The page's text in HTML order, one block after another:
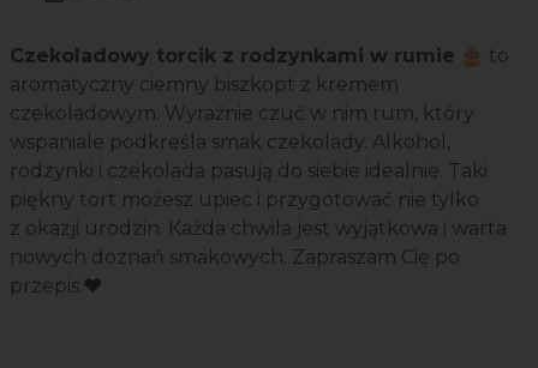
Czekoladowy torcik z rodzynkami w rumie 🎂 to
aromatyczny ciemny biszkopt z kremem
czekoladowym. Wyraźnie czuć w nim rum, który
wspaniale podkreśla smak czekolady. Alkohol,
rodzynki i czekolada pasują do siebie idealnie. Taki
piękny tort możesz upiec i przygotować nie tylko
z okazji urodzin. Każda chwila jest wyjątkowa i warta
nowych doznań smakowych. Zapraszam Cię po
przepis.❤️